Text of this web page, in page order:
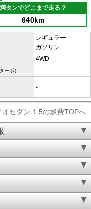
満タンでどこまで走る？
640km
レギュラー
ガソリン
4WD
ーボ） -
-
セダン 1.5の燃費TOPへ